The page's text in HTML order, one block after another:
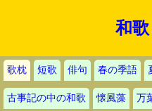
和
歌枕 短歌 俳句 春の季語
古事記の中の和歌 懐風藻 万